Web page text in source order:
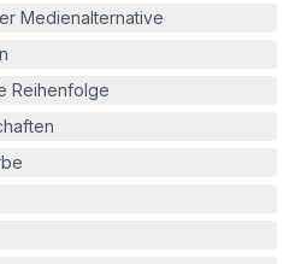
Medienalternative
Reihenfolge